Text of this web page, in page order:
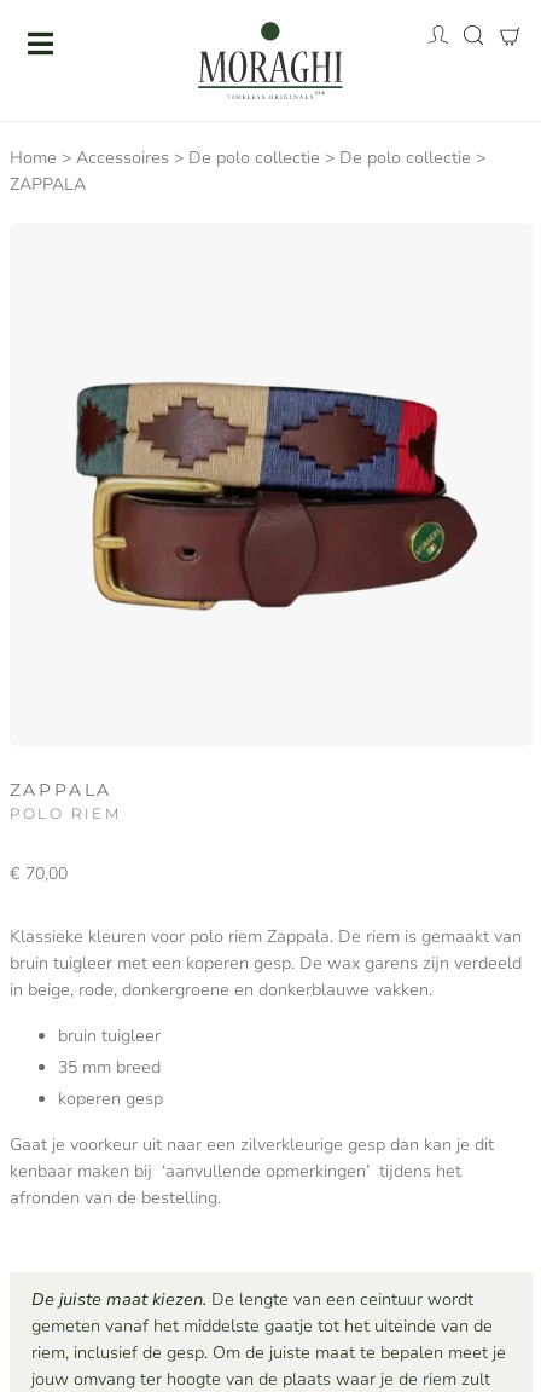
Home > Accessoires> De polo collectie > De polo collectie >
ZAPPALA
ZAPPALA
POLO RIEM
€ 70,00
Klassieke kleuren voor polo riem Zappala. De riem is gemaakt van
bruin tuigleer met een koperen gesp. De wax garens zijn verdeeld
in beige, rode, donkergroene en donkerblauwe vakken.
bruin tuigleer
35 mm breed
koperen gesp
Gaat je voorkeur uit naar een zilverkleurige gesp dan kan je dit
kenbaar maken bij ‘aanvullende opmerkingen’ tijdens het
afronden van de bestelling.
De juiste maat kiezen. De lengte van een ceintuur wordt
gemeten vanaf het middelste gaatje tot het uiteinde van de
riem, inclusief de gesp. Om de juiste maat te bepalen meet je
jouw omvang ter hoogte van de plaats waar je de riem zult